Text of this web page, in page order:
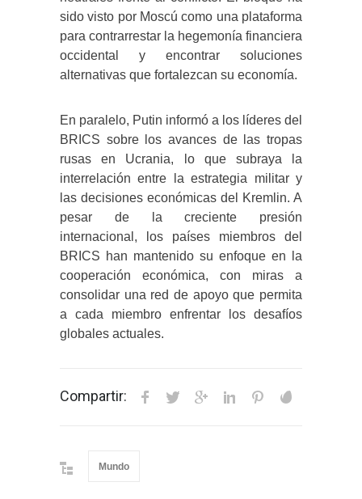
sido visto por Moscú como una plataforma
para contrarrestar la hegemonía financiera
occidental y encontrar soluciones
alternativas que fortalezcan su economía.
En paralelo, Putin informó a los líderes del
BRICS sobre los avances de las tropas
rusas en Ucrania, lo que subraya la
interrelación entre la estrategia militar y
las decisiones económicas del Kremlin. A
pesar de la creciente presión
internacional, los países miembros del
BRICS han mantenido su enfoque en la
cooperación económica, con miras a
consolidar una red de apoyo que permita
a cada miembro enfrentar los desafíos
globales actuales.
Compartir:
Mundo